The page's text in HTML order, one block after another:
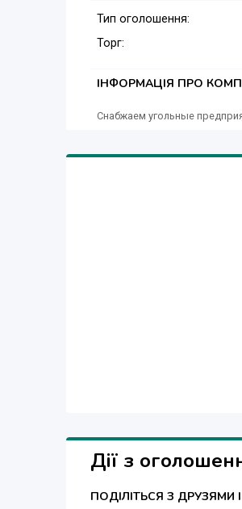
состояние -
Тип оголошення:
Торг:
ІНФОРМАЦІЯ ПРО
Снабжаем угольные
Дії з
ПОДІЛІТЬСЯ З ДРУЗЯМИ